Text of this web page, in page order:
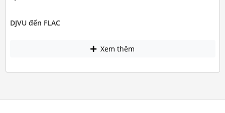
DJVU đến FLAC
Xem thêm